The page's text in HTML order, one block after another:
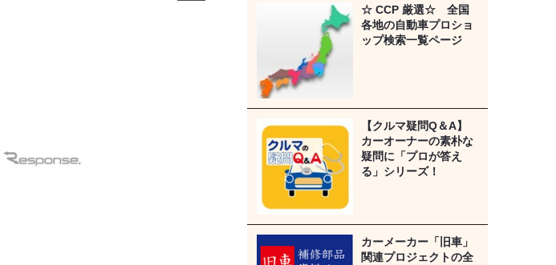
☆ CCP 厳選☆ 全国
各地の自動車プロショ
ップ検索一覧ページ
【クルマ疑問Q＆A】
カーオーナーの素朴な
疑問に「プロが答え
る」シリーズ！
カーメーカー「旧車」
関連プロジェクトの全